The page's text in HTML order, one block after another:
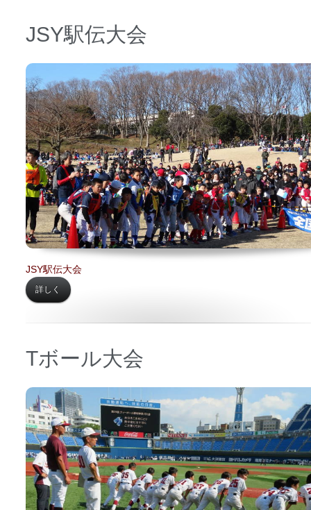
JSY駅伝大会
日時 【2020年02月11日】
場所 【根岸森林公園】
JSY駅伝大会
詳しく
Tボール大会
日時 【2019年08月05日】
場所 【横浜スタジアム】